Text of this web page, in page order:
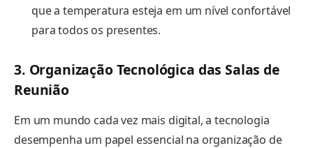
que a temperatura esteja em um nível confortável
para todos os presentes.
3. Organização Tecnológica das Salas de
Reunião
Em um mundo cada vez mais digital, a tecnologia
desempenha um papel essencial na organização de